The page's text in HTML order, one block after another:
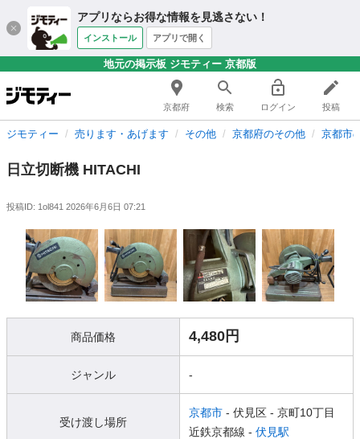
アプリならお得な情報を見逃さない！
インストール アプリで開く
地元の掲示板 ジモティー 京都版
京都府 検索 ログイン 投稿
ジモティー 売ります・あげます その他 京都府のその他 京都市
日立切断機 HITACHI
投稿ID: 1ol841 2026年6月6日 07:21
商品価格 4,480円
ジャンル -
受け渡し場所
京都市 - 伏見区 - 京町10丁目
近鉄京都線 - 伏見駅